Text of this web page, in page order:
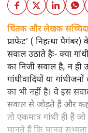
चिंतक और लेखक
प्राफेट’ ( निहत्था
सवाल उठाते हैः- क्या
का निजी सवाल है, न ही
गांधीवादियों या
का भी नहीं है। वे इस
सवाल से जोड़ते हैं और
तो एकमात्र गांधी ही हैं
मानते हैं कि मानव